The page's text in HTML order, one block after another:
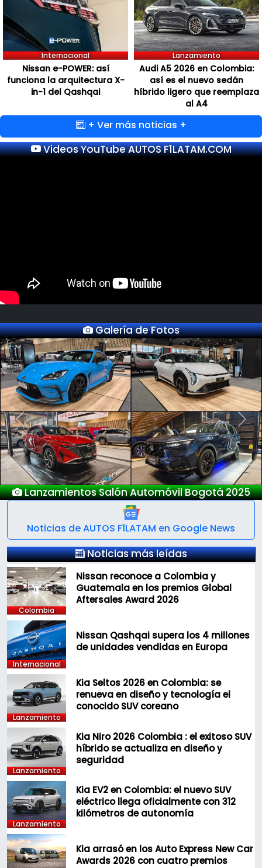
Internacional
Nissan e-POWER: así
funciona la arquitectura X-
in-1 del Qashqai
Lanzamiento
Audi A5 2026 en Colombia:
así es el nuevo sedán
híbrido ligero que reemplaza
al A4
+ Ver más noticias +
Videos YouTube AUTOS F1LATAM.COM
Galería de Fotos
Lanzamientos Salón Automóvil Bogotá 2025
Previous Next
Noticias de AUTOS F1LATAM en Google News
Noticias más leídas
Colombia
Nissan reconoce a Colombia y
Guatemala en los premios Global
Aftersales Award 2026
Internacional
Nissan Qashqai supera los 4 millones
de unidades vendidas en Europa
Lanzamiento
Kia Seltos 2026 en Colombia: se
renueva en diseño y tecnología el
conocido SUV coreano
Lanzamiento
Kia Niro 2026 Colombia : el exitoso SUV
híbrido se actualiza en diseño y
seguridad
Lanzamiento
Kia EV2 en Colombia: el nuevo SUV
eléctrico llega oficialmente con 312
kilómetros de autonomía
Kia arrasó en los Auto Express New Car
Awards 2026 con cuatro premios